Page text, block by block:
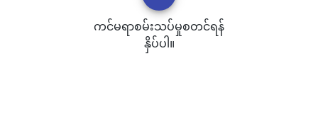
ကင်မရာစမ်းသပ်မှုစတင်ရန်
နှိပ်ပါ။